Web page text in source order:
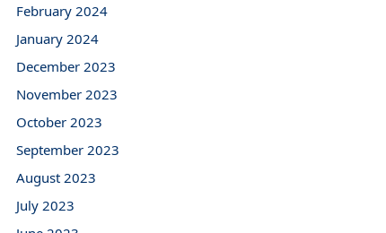
February 2024
January 2024
December 2023
November 2023
October 2023
September 2023
August 2023
July 2023